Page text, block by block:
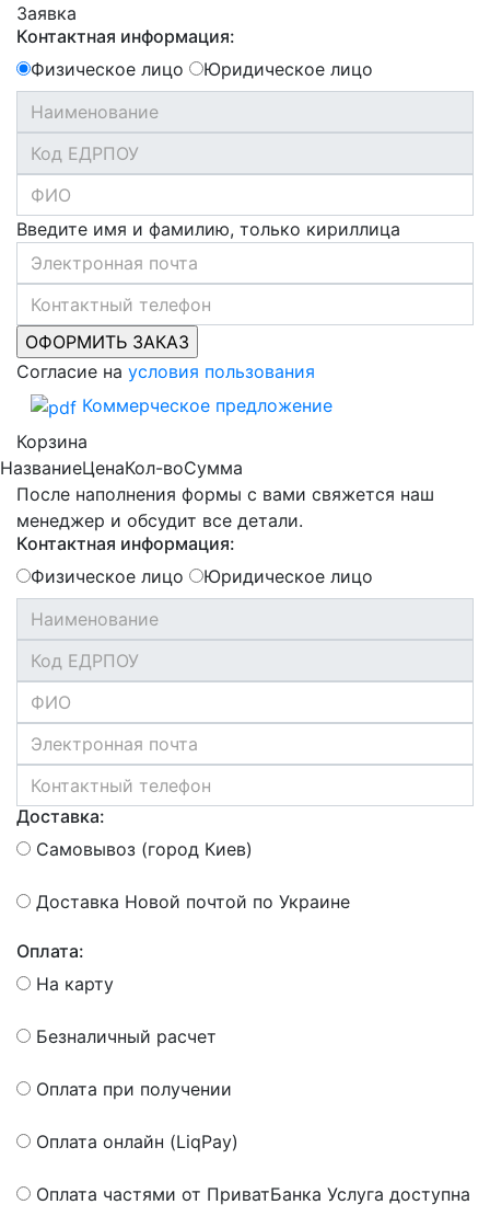
Заявка
Контактная информация:
Физическое лицо
Юридическое лицо
Введите имя и фамилию, только кириллица
Согласие на условия пользования
Коммерческое предложение
Корзина
НазваниеЦенаКол-воСумма
После наполнения формы с вами свяжется наш
менеджер и обсудит все детали.
Контактная информация:
Физическое лицо
Юридическое лицо
Доставка:
Самовывоз (город Киев)
Доставка Новой почтой по Украине
Оплата:
На карту
Безналичный расчет
Оплата при получении
Оплата онлайн (LiqPay)
Оплата частями от ПриватБанка Услуга доступна